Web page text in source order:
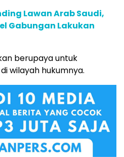
Lawan Arab Saudi,
Gabungan Lakukan
berupaya untuk
wilayah hukumnya.